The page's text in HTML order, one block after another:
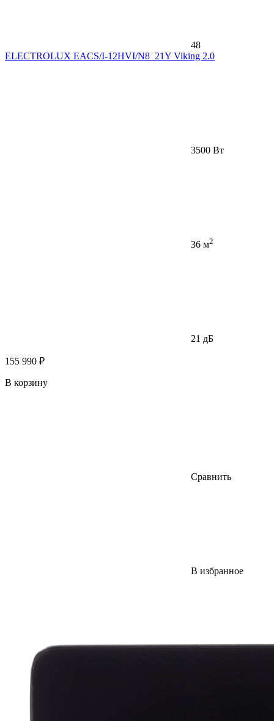
48
ELECTROLUX EACS/I-12HVI/N8_21Y Viking 2.0
3500 Вт
36 м2
21 дБ
155 990 ₽
В корзину
Сравнить
В избранное